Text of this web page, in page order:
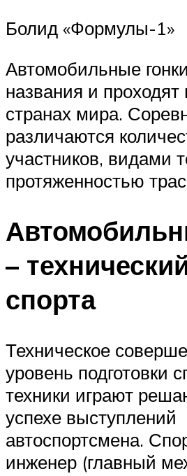
Болид «Формулы-1»
Автомобильные
названия и проходят
странах мира.
различаются
участников, видами
протяженностью
–
спорта
Техническое
уровень подготовки
техники играют
успехе выступлений
автоспортсмена.
инженер (главный